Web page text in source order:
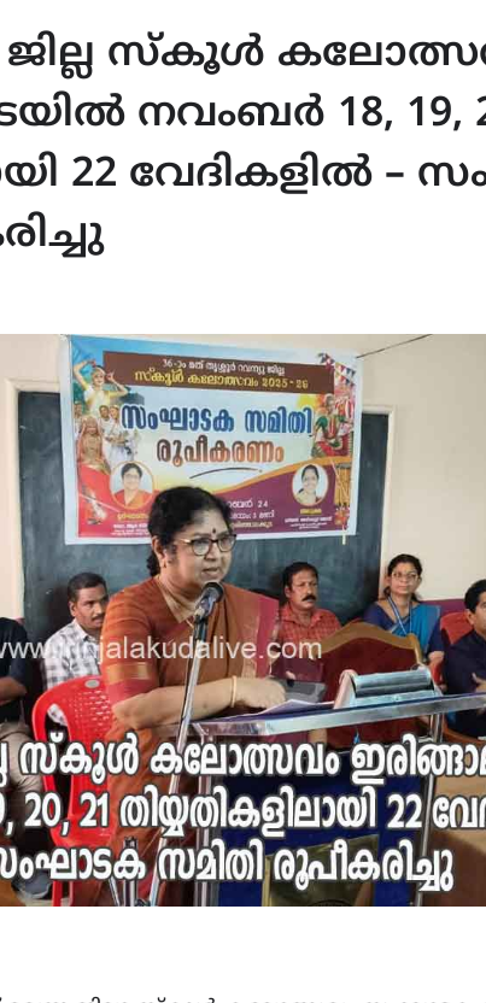
സ്കൂൾ
നവംബർ 18, 19,
22 വേദികളിൽ –